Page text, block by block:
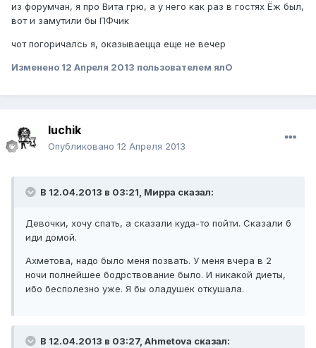
из форумчан, я про Вита грю, а у него как раз в гостях Ёж был,
вот и замутили бы ПФчик
чот погоричалсь я, оказываецца еще не вечер
Изменено 12 Апреля 2013 пользователем ялО
luchik
Опубликовано 12 Апреля 2013
В 12.04.2013 в 03:21, Мирра сказал:
Девочки, хочу спать, а сказали куда-то пойти. Сказали б
иди домой.
Ахметова, надо было меня позвать. У меня вчера в 2
ночи полнейшее бодрствование было. И никакой диеты,
ибо бесполезно уже. Я бы оладушек откушала.
В 12.04.2013 в 03:27, Ahmetova сказал: